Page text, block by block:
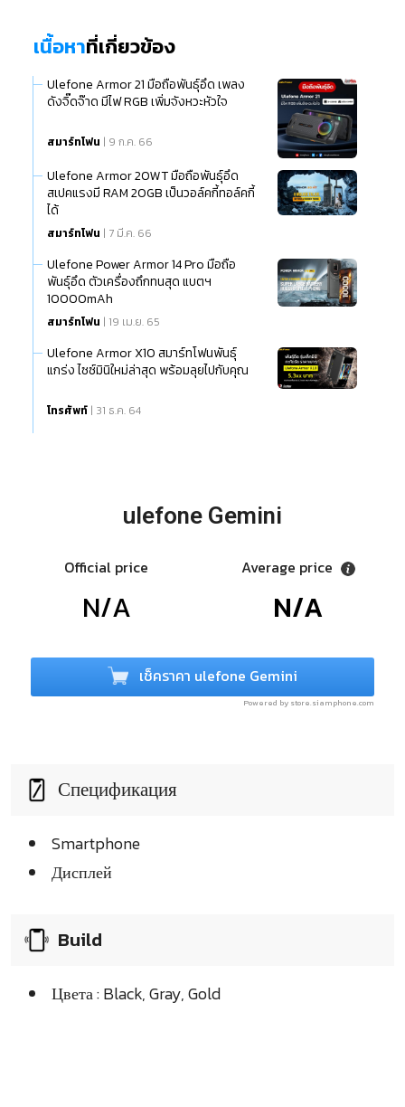
เนื้อหาที่เกี่ยวข้อง
Ulefone Armor 21 มือถือพันธุ์อึด เพลง
ดังจิ๊ดจ๊าด มีไฟ RGB เพิ่มจังหวะหัวใจ
สมาร์ทโฟน | 9 ก.ค. 66
Ulefone Armor 20WT มือถือพันธุ์อึด
สเปคแรงมี RAM 20GB เป็นวอล์คกี้ทอล์คกี้
ได้
สมาร์ทโฟน | 7 มี.ค. 66
Ulefone Power Armor 14 Pro มือถือ
พันธุ์อึด ตัวเครื่องถึกทนสุด แบตฯ
10000mAh
สมาร์ทโฟน | 19 เม.ย. 65
Ulefone Armor X10 สมาร์ทโฟนพันธุ์
แกร่ง ไซซ์มินิใหม่ล่าสุด พร้อมลุยไปกับคุณ
โทรศัพท์ | 31 ธ.ค. 64
ulefone Gemini
Official price
N/A
Average price
N/A
เช็คราคา ulefone Gemini
Powered by store.siamphone.com
Спецификация
Smartphone
Дисплей
Build
Цвета : Black, Gray, Gold